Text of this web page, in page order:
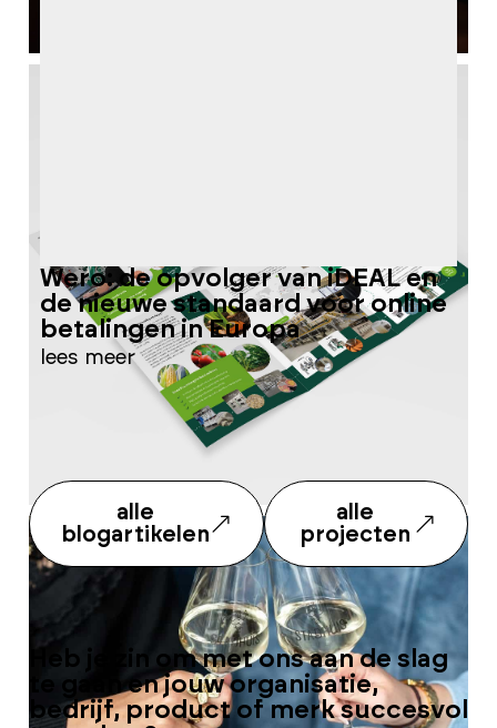
Wero: de opvolger van iDEAL en
de nieuwe standaard voor online
betalingen in Europa
lees meer
alle
blogartikelen
alle
projecten
Heb je zin om met ons aan de slag
te gaan en jouw organisatie,
bedrijf, product of merk succesvol